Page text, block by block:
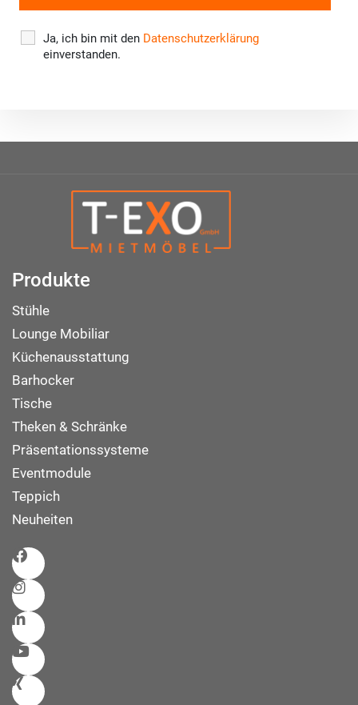
Ja, ich bin mit den Datenschutzerklärung
einverstanden.
Produkte
Stühle
Lounge Mobiliar
Küchenausstattung
Barhocker
Tische
Theken & Schränke
Präsentationssysteme
Eventmodule
Teppich
Neuheiten